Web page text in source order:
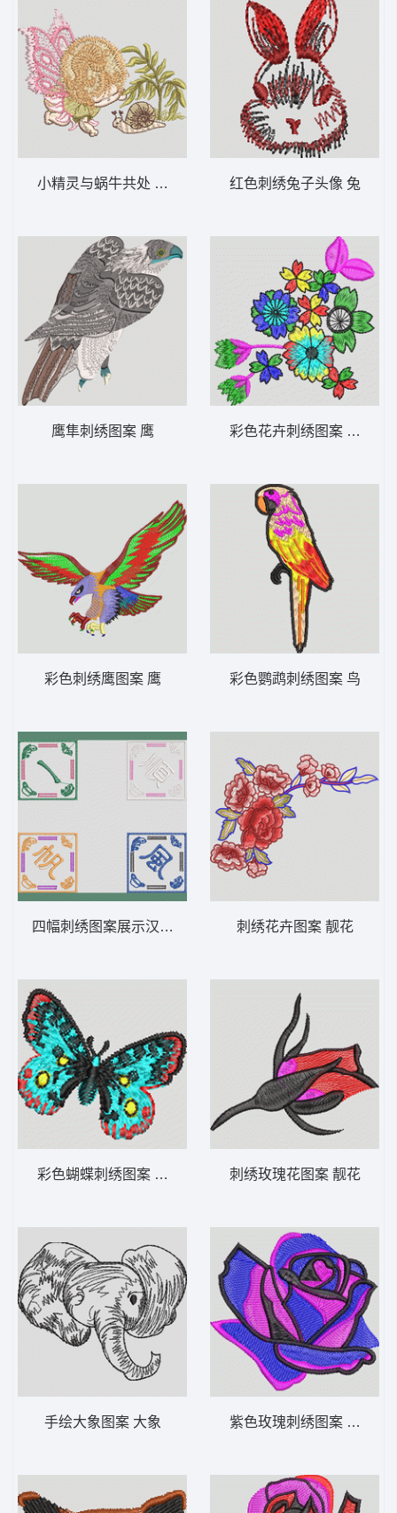
小精灵与蜗牛共处 蝴蝶 童 小蜗牛
鹰隼刺绣图案 鹰
彩色刺绣鹰图案 鹰
四幅刺绣图案展示汉字与鱼纹 一帆风顺
彩色蝴蝶刺绣图案 蝴蝶
手绘大象图案 大象
红色刺绣兔子头像 兔
彩色花卉刺绣图案 靓花
彩色鹦鹉刺绣图案 鸟
刺绣花卉图案 靓花
刺绣玫瑰花图案 靓花
紫色玫瑰刺绣图案 靓花